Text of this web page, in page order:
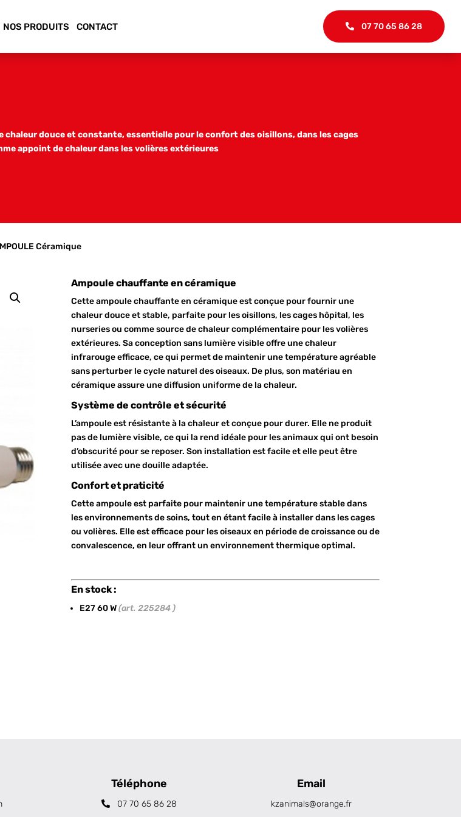
NOS PRODUITS CONTACT 07 70 65 86 28
douce et constante, essentielle pour le confort des oisillons, dans les cages
appoint de chaleur dans les volières extérieures
Céramique
Ampoule chauffante en céramique
Cette ampoule chauffante en céramique est conçue pour fournir une
chaleur douce et stable, parfaite pour les oisillons, les cages hôpital, les
nurseries ou comme source de chaleur complémentaire pour les volières
extérieures. Sa conception sans lumière visible offre une chaleur
infrarouge efficace, ce qui permet de maintenir une température agréable
sans perturber le cycle naturel des oiseaux. De plus, son matériau en
céramique assure une diffusion uniforme de la chaleur.
Système de contrôle et sécurité
L’ampoule est résistante à la chaleur et conçue pour durer. Elle ne produit
pas de lumière visible, ce qui la rend idéale pour les animaux qui ont besoin
d’obscurité pour se reposer. Son installation est facile et elle peut être
utilisée avec une douille adaptée.
Confort et praticité
Cette ampoule est parfaite pour maintenir une température stable dans
les environnements de soins, tout en étant facile à installer dans les cages
ou volières. Elle est efficace pour les oiseaux en période de croissance ou de
convalescence, en leur offrant un environnement thermique optimal.
En stock :
E27 60 W(art. 225284 )
Téléphone
07 70 65 86 28
Email
kzanimals@orange.fr